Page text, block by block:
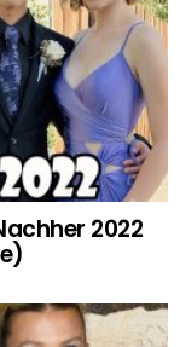
2022